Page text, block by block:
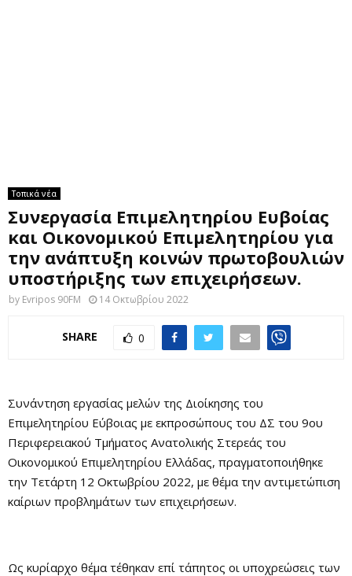
Τοπικά νέα
Συνεργασία Επιμελητηρίου Ευβοίας
και Οικονομικού Επιμελητηρίου για
την ανάπτυξη κοινών πρωτοβουλιών
υποστήριξης των επιχειρήσεων.
by Evripos 90FM 14 Οκτωβρίου 2022
SHARE 0
Συνάντηση εργασίας μελών της Διοίκησης του
Επιμελητηρίου Εύβοιας με εκπροσώπους του ΔΣ του 9ου
Περιφερειακού Τμήματος Ανατολικής Στερεάς του
Οικονομικού Επιμελητηρίου Ελλάδας, πραγματοποιήθηκε
την Τετάρτη 12 Οκτωβρίου 2022, με θέμα την αντιμετώπιση
καίριων προβλημάτων των επιχειρήσεων.
Ως κυρίαρχο θέμα τέθηκαν επί τάπητος οι υποχρεώσεις των